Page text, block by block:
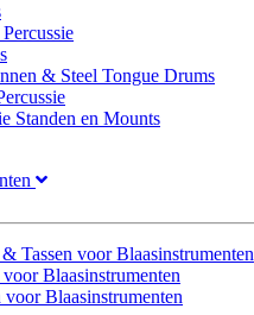
& Steel Tongue Drums
Standen en Mounts
Tassen voor Blaasinstrumenten
Blaasinstrumenten
voor Blaasinstrumenten